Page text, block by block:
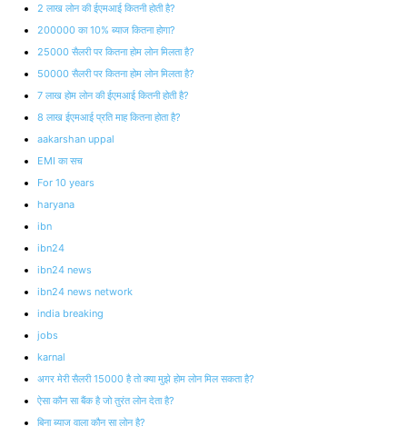
2 लाख लोन की ईएमआई कितनी होती है?
200000 का 10% ब्याज कितना होगा?
25000 सैलरी पर कितना होम लोन मिलता है?
50000 सैलरी पर कितना होम लोन मिलता है?
7 लाख होम लोन की ईएमआई कितनी होती है?
8 लाख ईएमआई प्रति माह कितना होता है?
aakarshan uppal
EMI का सच
For 10 years
haryana
ibn
ibn24
ibn24 news
ibn24 news network
india breaking
jobs
karnal
अगर मेरी सैलरी 15000 है तो क्या मुझे होम लोन मिल सकता है?
ऐसा कौन सा बैंक है जो तुरंत लोन देता है?
बिना ब्याज वाला कौन सा लोन है?